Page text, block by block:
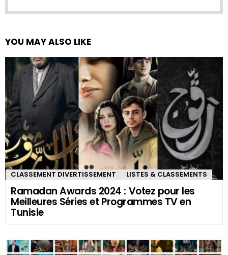
YOU MAY ALSO LIKE
CLASSEMENT DIVERTISSEMENT LISTES & CLASSEMENTS
Ramadan Awards 2024 : Votez pour les
Meilleures Séries et Programmes TV en
Tunisie